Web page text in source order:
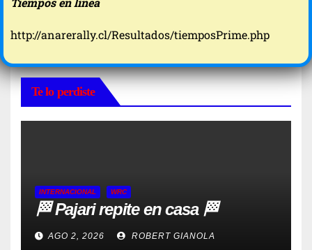
http://anarerally.cl/Resultados/tiemposPrime.php
Te lo perdiste
INTERNACIONAL WRC
🏁 Pajari repite en casa 🏁
AGO 2, 2026 ROBERT GIANOLA